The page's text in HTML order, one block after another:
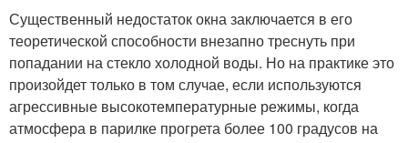
Существенный недостаток окна заключается в его
теоретической способности внезапно треснуть при
попадании на стекло холодной воды. Но на практике это
произойдет только в том случае, если используются
агрессивные высокотемпературные режимы, когда
атмосфера в парилке прогрета более 100 градусов на